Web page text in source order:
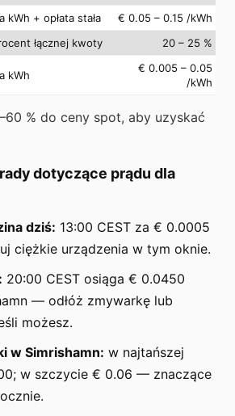
kWh + opłata stała
€ 0.05 – 0.15 /kWh
łącznej kwoty
20 – 25 %
kWh
€ 0.005 – 0.05
/kWh
% do ceny spot, aby uzyskać
dotyczące prądu dla
dziś: 13:00 CEST za € 0.0005
ciężkie urządzenia w tym oknie.
20:00 CEST osiąga € 0.0450
— odłóż zmywarkę lub
możesz.
w Simrishamn: w najtańszej
w szczycie € 0.06 — znaczące